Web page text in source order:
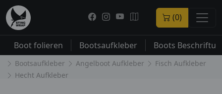
(0)
Boot folieren Bootsaufkleber Boots
Bootsaufkleber Angelboot Aufkleber
Fisch Aufkleber
Hecht Aufkleber